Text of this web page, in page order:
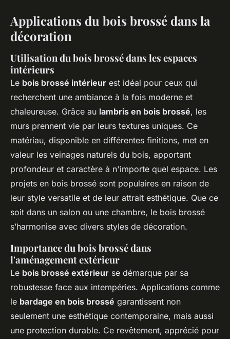
Applications du bois brossé dans la
décoration
Utilisation du bois brossé dans les espaces
intérieurs
Le bois brossé intérieur est idéal pour ceux qui
recherchent une ambiance à la fois moderne et
chaleureuse. Grâce au lambris en bois brossé, les
murs prennent vie par leurs textures uniques. Ce
matériau, disponible en différentes finitions, met en
valeur les veinages naturels du bois, apportant
profondeur et caractère à n'importe quel espace. Les
projets en bois brossé sont populaires en raison de
leur style versatile et de leur attrait esthétique. Que ce
soit dans un salon ou une chambre, le bois brossé
s’harmonise avec divers styles de décoration.
Importance du bois brossé dans
l'aménagement extérieur
Le bois brossé extérieur se démarque par sa
robustesse face aux intempéries. Applications comme
le bardage en bois brossé garantissent non
seulement une esthétique contemporaine, mais aussi
une protection durable. Ce revêtement, apprécié pour